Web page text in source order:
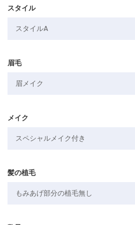
スタイル
眉毛
メイク
髪の植毛